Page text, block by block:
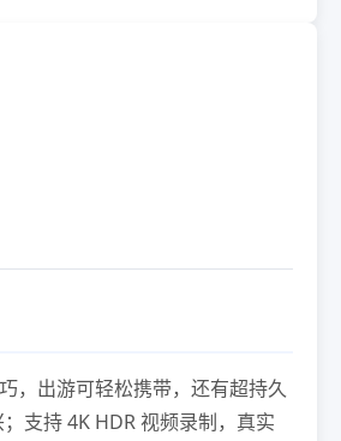
，出游可轻松携带，还有超持久
支持 4K HDR 视频录制，真实